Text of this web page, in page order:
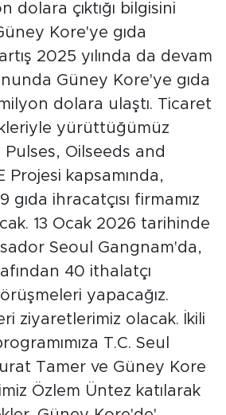
dolara çıktığı bilgisini
Kore'ye gıda
2025 yılında da devam
Güney Kore'ye gıda
milyon dolara ulaştı. Ticaret
yürüttüğümüz
Oilseeds and
Projesi kapsamında,
ihracatçısı firmamız
13 Ocak 2026 tarihinde
Seoul Gangnam'da,
40 ithalatçı
yapacağız.
ziyaretlerimiz olacak. İkili
T.C. Seul
Tamer ve Güney Kore
Özlem Üntez katılarak